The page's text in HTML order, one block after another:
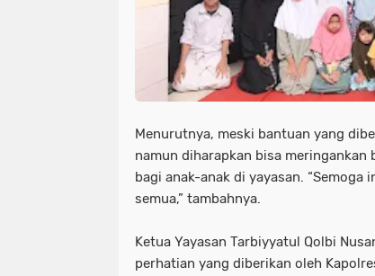
Menurutnya, meski bantuan yang
namun diharapkan bisa meringankan
bagi anak-anak di yayasan.
semua,” tambahnya.
Ketua Yayasan Tarbiyyatul Qolbi
perhatian yang diberikan oleh